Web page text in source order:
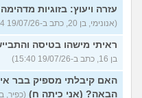
עזרה ויעוץ: בזוגיות
(אנונימי, בן 20, כתב ב-19/07/26 15:44)
ראיתי מישהו בטיסה
בן 16, כתב ב-19/07/26 15:40)
האם קיבלתי מספיק בבר
הבאה? (אני כיתה ח) (כפיר, בן 14, כתב ב-19/07/26